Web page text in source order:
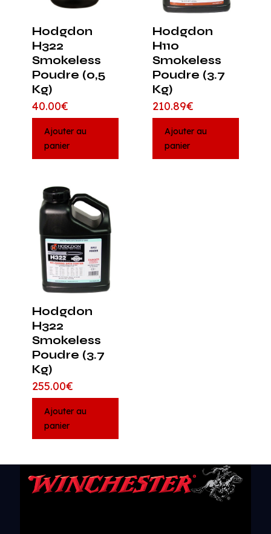
Hodgdon
H322
Smokeless
Poudre (0,5
Kg)
40.00€
Ajouter au
panier
Hodgdon
H110
Smokeless
Poudre (3.7
Kg)
210.89€
Ajouter au
panier
Hodgdon
H322
Smokeless
Poudre (3.7
Kg)
255.00€
Ajouter au
panier